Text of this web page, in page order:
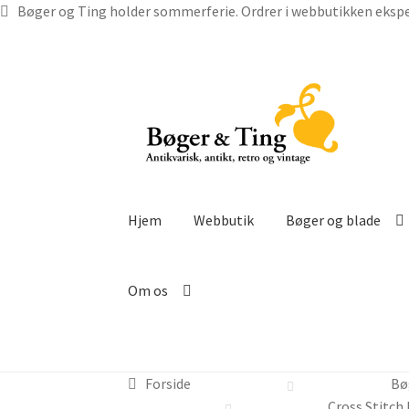
Bøger og Ting holder sommerferie. Ordrer i webbutikken
navigation
indhold
Hjem Webbutik Bøger og blade
Om os
Forside